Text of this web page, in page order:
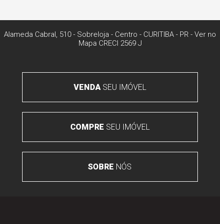
Alameda Cabral, 510 - Sobreloja - Centro - CURITIBA - PR - Ver no
Mapa CRECI 2569 J
VENDASEU IMÓVEL
COMPRE SEU IMÓVEL
SOBRE NÓS